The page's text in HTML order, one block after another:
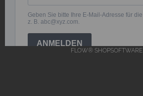
FLOW® SHOPSOFTWARE